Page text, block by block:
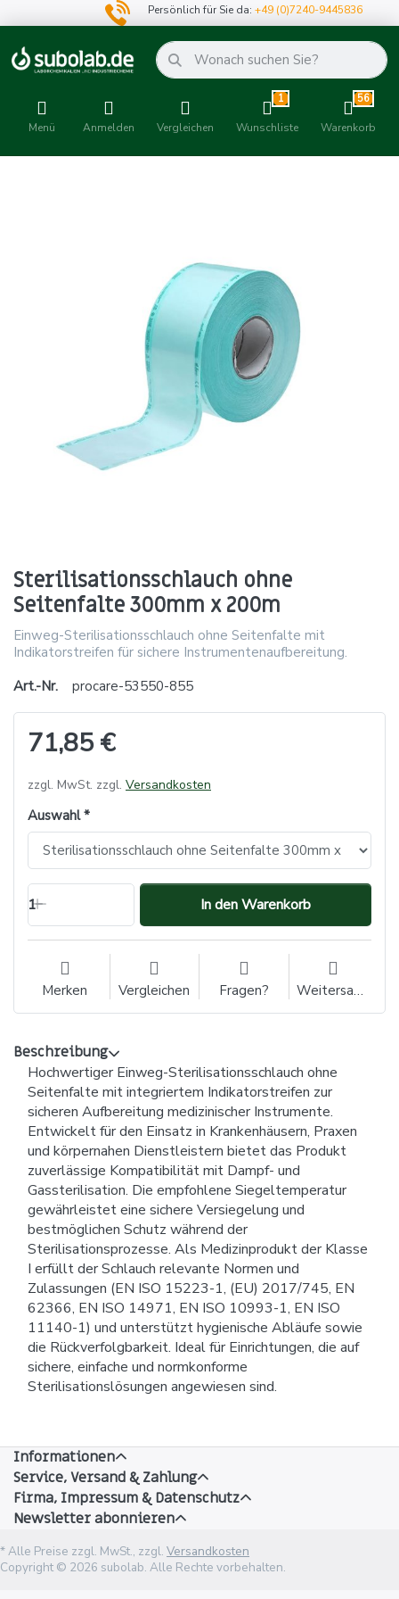
Persönlich für Sie da:+49 (0)7240-9445836
Menü Anmelden Vergleichen
1
Wunschliste
56
Warenkorb
Sterilisationsschlauch ohne
Seitenfalte 300mm x 200m
Einweg-Sterilisationsschlauch ohne Seitenfalte mit
Indikatorstreifen für sichere Instrumentenaufbereitung.
Art.-Nr.
procare-53550-855
71,85 €
zzgl. MwSt. zzgl. Versandkosten
Auswahl
1 In den Warenkorb
Merken Vergleichen Fragen? Weitersagen
Beschreibung
Hochwertiger Einweg-Sterilisationsschlauch ohne
Seitenfalte mit integriertem Indikatorstreifen zur
sicheren Aufbereitung medizinischer Instrumente.
Entwickelt für den Einsatz in Krankenhäusern, Praxen
und körpernahen Dienstleistern bietet das Produkt
zuverlässige Kompatibilität mit Dampf- und
Gassterilisation. Die empfohlene Siegeltemperatur
gewährleistet eine sichere Versiegelung und
bestmöglichen Schutz während der
Sterilisationsprozesse. Als Medizinprodukt der Klasse
I erfüllt der Schlauch relevante Normen und
Zulassungen (EN ISO 15223-1, (EU) 2017/745, EN
62366, EN ISO 14971, EN ISO 10993-1, EN ISO
11140-1) und unterstützt hygienische Abläufe sowie
die Rückverfolgbarkeit. Ideal für Einrichtungen, die auf
sichere, einfache und normkonforme
Sterilisationslösungen angewiesen sind.
Informationen
Service, Versand & Zahlung
Firma, Impressum & Datenschutz
Newsletter abonnieren
* Alle Preise zzgl. MwSt., zzgl. Versandkosten
Copyright © 2026 subolab. Alle Rechte vorbehalten.